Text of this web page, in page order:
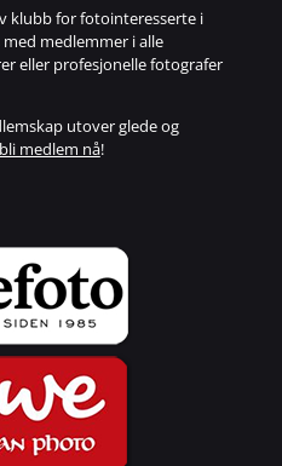
klubb for fotointeresserte i
medlemmer i alle
eller profesjonelle fotografer
utover glede og
bli medlem nå!